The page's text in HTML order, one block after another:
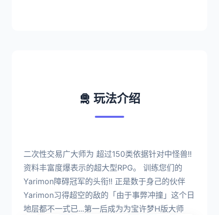
🛅 玩法介绍
二次性交易广大师为 超过150类依据针对中怪兽!!
资料丰富度爆表示的超大型RPG。 训练您们的
Yarimon障碍冠军的头衔!! 正是数于身己的伙伴
Yarimon习得超空的敌的「由于事弊冲撞」这个日
地层都不一式已...第一后成为为宝许梦H版大师